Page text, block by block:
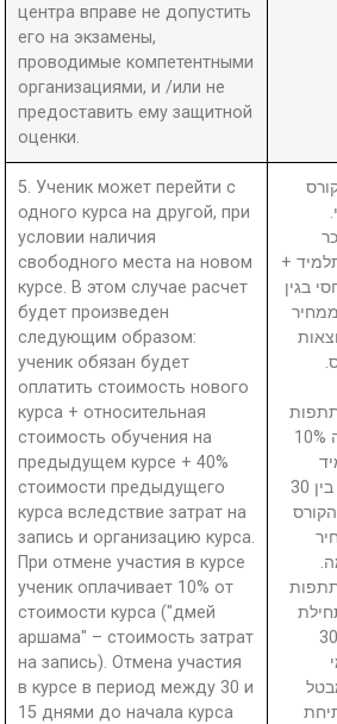
центра вправе не допустить
его на экзамены,
проводимые компетентными
организациями, и /или не
предоставить ему защитной
оценки.
5. Ученик может перейти с
одного курса на другой, при
условии наличия
свободного места на новом
курсе. В этом случае расчет
будет произведен
следующим образом:
ученик обязан будет
оплатить стоимость нового
курса + относительная
стоимость обучения на
предыдущем курсе + 40%
стоимости предыдущего
курса вследствие затрат на
запись и организацию курса.
При отмене участия в курсе
ученик оплачивает 10% от
стоимости курса ("дмей
аршама" – стоимость затрат
на запись). Отмена участия
в курсе в период между 30 и
15 днями до начала курса
+
בגין
ממנו פרש + 40% ממחיר
בקורס ישלם דמי ההרשמה 10%
המבטל השתתפות בקורס בין 30
הקורס
ממחיר
לתחילת
ביטול 30%